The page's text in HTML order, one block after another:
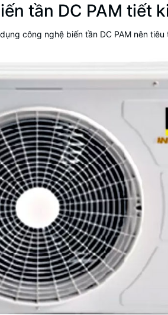
tần DC PAM tiết
công nghệ biến tần DC PAM nên